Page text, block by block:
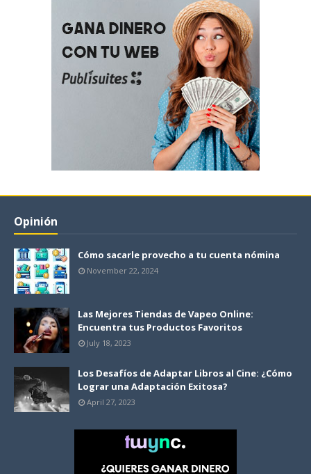
Opinión
Cómo sacarle provecho a tu cuenta nómina
November 22, 2024
Las Mejores Tiendas de Vapeo Online:
Encuentra tus Productos Favoritos
July 18, 2023
Los Desafíos de Adaptar Libros al Cine: ¿Cómo
Lograr una Adaptación Exitosa?
April 27, 2023